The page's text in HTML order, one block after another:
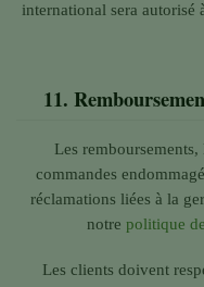
international sera autorisé
11.
Les
commandes
réclamations liées à la
notre politique
Les clients doivent